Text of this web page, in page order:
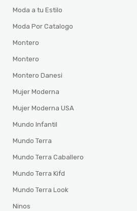
Moda a tu Estilo
Moda Por Catalogo
Montero
Montero
Montero Danesi
Mujer Moderna
Mujer Moderna USA
Mundo Infantil
Mundo Terra
Mundo Terra Caballero
Mundo Terra Kifd
Mundo Terra Look
Ninos